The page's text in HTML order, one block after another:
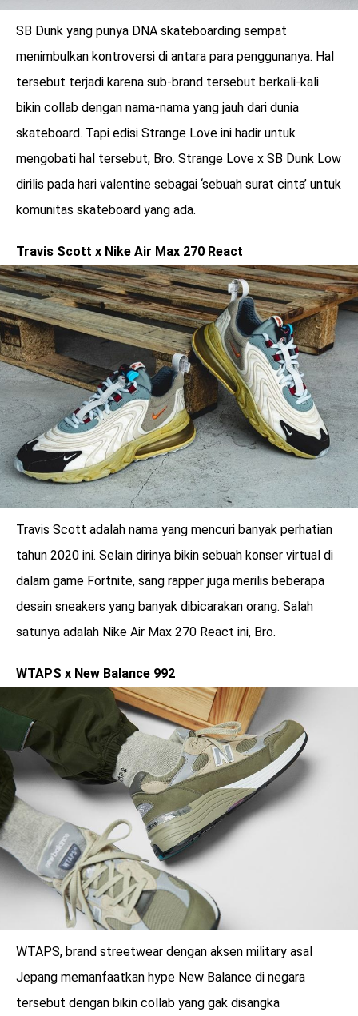
SB Dunk yang punya DNA skateboarding sempat
menimbulkan kontroversi di antara para penggunanya. Hal
tersebut terjadi karena sub-brand tersebut berkali-kali
bikin collab dengan nama-nama yang jauh dari dunia
skateboard. Tapi edisi Strange Love ini hadir untuk
mengobati hal tersebut, Bro. Strange Love x SB Dunk Low
dirilis pada hari valentine sebagai ‘sebuah surat cinta’ untuk
komunitas skateboard yang ada.
Travis Scott x Nike Air Max 270 React
Travis Scott adalah nama yang mencuri banyak perhatian
tahun 2020 ini. Selain dirinya bikin sebuah konser virtual di
dalam game Fortnite, sang rapper juga merilis beberapa
desain sneakers yang banyak dibicarakan orang. Salah
satunya adalah Nike Air Max 270 React ini, Bro.
WTAPS x New Balance 992
WTAPS, brand streetwear dengan aksen military asal
Jepang memanfaatkan hype New Balance di negara
tersebut dengan bikin collab yang gak disangka